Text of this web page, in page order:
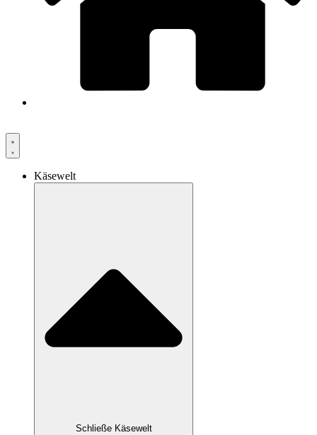
Käsewelt
Schließe Käsewelt